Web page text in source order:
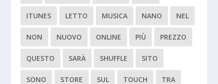
ITUNES LETTO MUSICA NANO NEL
NON NUOVO ONLINE PIÙ PREZZO
QUESTO SARÀ SHUFFLE SITO
SONO STORE SUL TOUCH TRA